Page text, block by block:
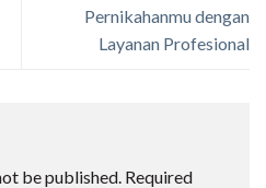
Pernikahanmu dengan
Layanan Profesional
be published. Required